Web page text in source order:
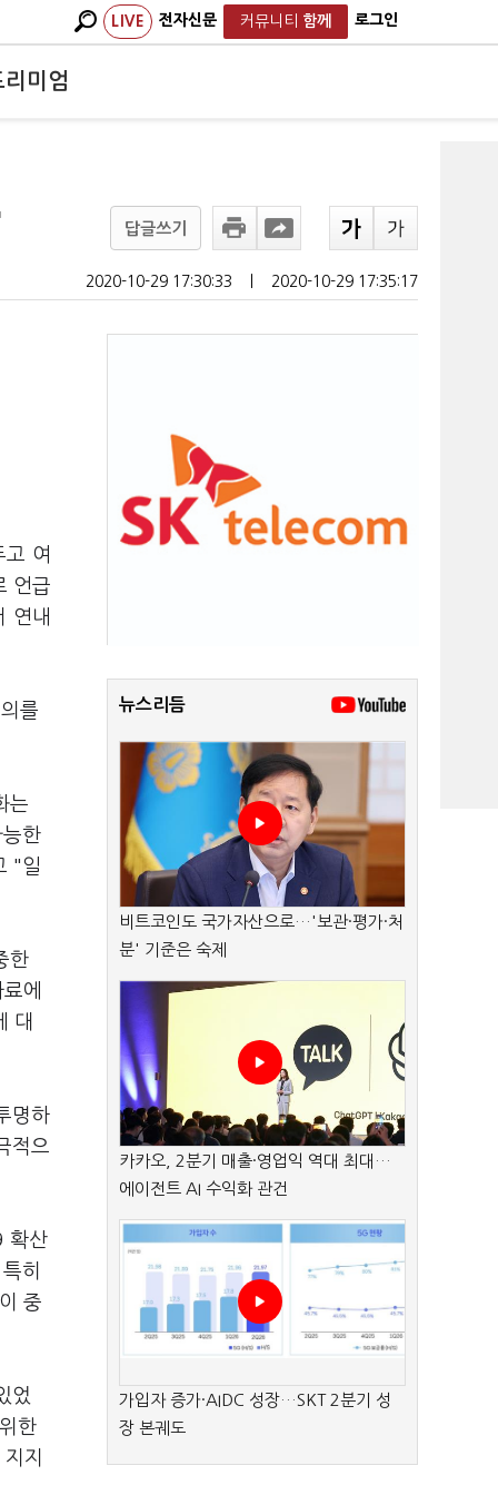
LIVE 전자신문 커뮤니티 함께 로그인
리미엄
답글쓰기
2020-10-29 17:30:33 2020-10-29 17:35:17
여
언급
연내
를
는
한
"일
한
에
대
명하
적으
확산
히
중
었
한
지
뉴스리듬
비트코인도 국가자산으로…'보관·평가·처
분' 기준은 숙제
카카오, 2분기 매출·영업익 역대 최대…
에이전트 AI 수익화 관건
가입자 증가·AIDC 성장…SKT 2분기 성
장 본궤도